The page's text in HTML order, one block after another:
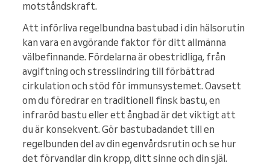
motståndskraft.
Att införliva regelbundna bastubad i din hälsorutin
kan vara en avgörande faktor för ditt allmänna
välbefinnande. Fördelarna är obestridliga, från
avgiftning och stresslindring till förbättrad
cirkulation och stöd för immunsystemet. Oavsett
om du föredrar en traditionell finsk bastu, en
infraröd bastu eller ett ångbad är det viktigt att
du är konsekvent. Gör bastubadandet till en
regelbunden del av din egenvårdsrutin och se hur
det förvandlar din kropp, ditt sinne och din själ.